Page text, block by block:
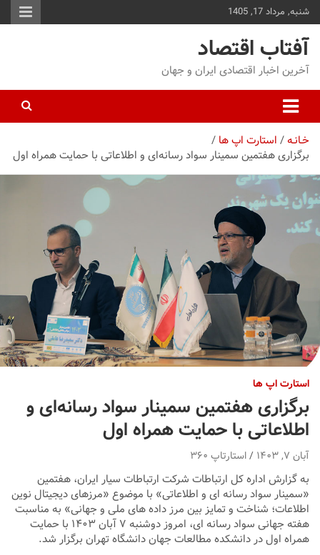
شنبه, مرداد 17, 1405
آفتاب اقتصاد
آخرین اخبار اقتصادی ایران و جهان
خـانـه استارت اپ ها
برگزاری هفتمین سمینار سواد رسانه‌ای و اطلاعاتی با حمایت همراه اول
استارت اپ ها
برگزاری هفتمین سمینار سواد رسانه‌ای و
اطلاعاتی با حمایت همراه اول
آبان ۷, ۱۴۰۳ استارتاپ ۳۶۰
به گزارش اداره کل ارتباطات شرکت ارتباطات سیار ایران، هفتمین
«سمینار سواد رسانه ای و اطلاعاتی» با موضوع «مرزهای دیجیتال نوین
اطلاعات؛ شناخت و تمایز بین مرز داده های ملی و جهانی» به مناسبت
هفته جهانی سواد رسانه ای، امروز دوشنبه ۷ آبان ۱۴۰۳ با حمایت
همراه اول در دانشکده مطالعات جهان دانشگاه تهران برگزار شد.